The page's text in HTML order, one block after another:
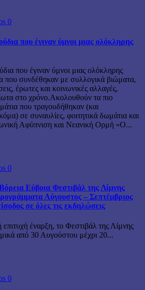
0
που έγιναν ύμνοι μιας ολόκληρης
που έγιναν ύμνοι μιας ολόκληρης
που συνδέθηκαν με συλλογικά βιώματα,
έρωτες και κοινωνικές αλλαγές,
στο χρόνο.Ακολουθούν τα πιο
που τραγουδήθηκαν (και
σε συναυλίες, φοιτητικά δωμάτια και
Αφύπνιση και Νεανική Ορμή «Ο...
0
Εύβοια Φεστιβάλ της Λίμνης
Αύγουστος – Σεπτέμβριος
σε όλες τις εκδηλώσεις
έναρξη, το Φεστιβάλ της Λίμνης
από 30 Αυγούστου μέχρι 20...
0